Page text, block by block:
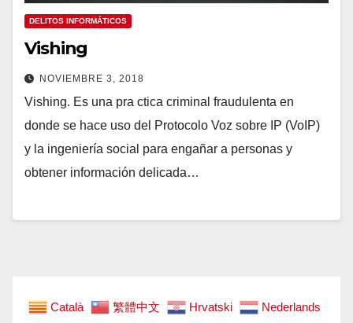
DELITOS INFORMÁTICOS
Vishing
NOVIEMBRE 3, 2018
Vishing. Es una pra ctica criminal fraudulenta en
donde se hace uso del Protocolo Voz sobre IP (VoIP)
y la ingeniería social para engañar a personas y
obtener información delicada…
Català 繁體中文 Hrvatski
Nederlands